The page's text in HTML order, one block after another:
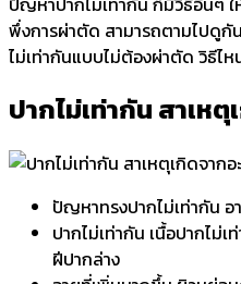
พึ่งการผ่าตัด สามารถตามไปดูกั
ไม่เท่ากันแบบไม่ต้องผ่าตัด วิธีไห
ปากไม่เท่ากัน สาเหตุ
ปัญหาทรงปากไม่เท่ากัน อ
ปากไม่เท่ากัน เนื้อปากไม่
ฝีปากล่าง